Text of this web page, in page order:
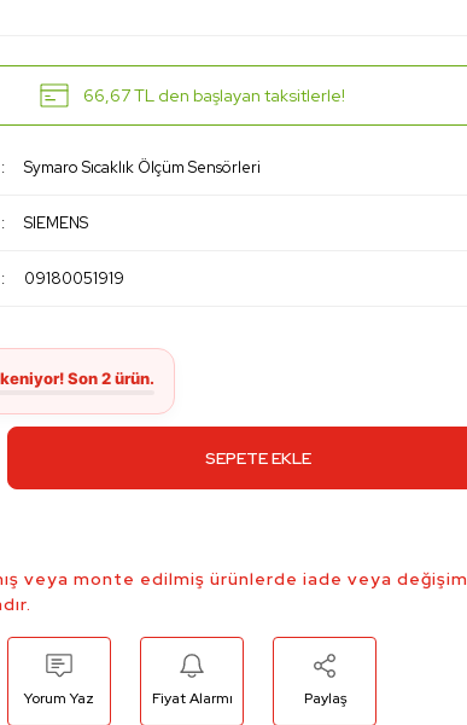
66,67 TL den başlayan taksitlerle!
Symaro Sıcaklık Ölçüm Sensörleri
SIEMENS
09180051919
SEPETE EKLE
veya monte edilmiş ürünlerde iade veya değişim
Yorum Yaz Fiyat Alarmı Paylaş